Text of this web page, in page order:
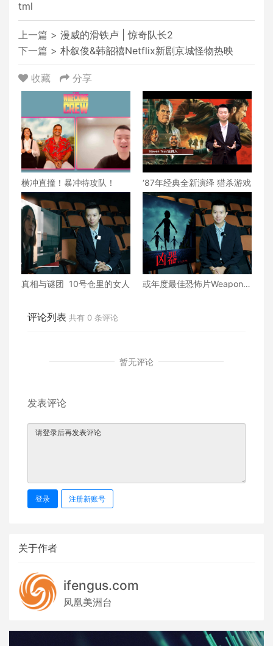
tml
上一篇 > 漫威的滑铁卢 | 惊奇队长2
下一篇 > 朴叙俊&韩韶禧Netflix新剧京城怪物热映
收藏 分享
横冲直撞！暴冲特攻队！ ‘87年经典全新演绎 猎杀游戏
真相与谜团 10号仓里的女人
或年度最佳恐怖片Weapons
评论列表 共有 0 条评论
暂无评论
发表评论
登录 注册新账号
关于作者
ifengus.com
凤凰美洲台